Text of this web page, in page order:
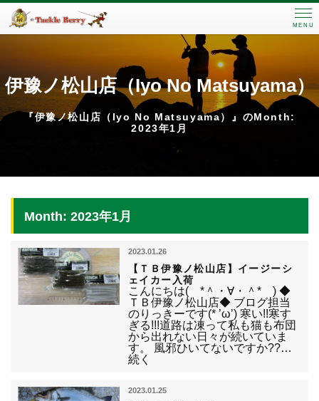
MENU
伊豫ノ松山店（Iyo No Matsuyama）
『伊豫ノ松山店（Iyo No Matsuyama）』のMonth:
2023年1月
Month: 2023年1月
2023.01.26
【ＴＢ伊豫ノ松山店】イージーシ
ェイカー入荷
こんにちは( *＾・∀・＾* ) ◆
ＴＢ伊豫ノ松山店◆ ブログ担当
のりっきーです(* ’ω’) 寒い!!寒す
ぎる!!!道路は凍って私も猫も布団
から出れない日々が続いていま
す。 風邪ひいてないですか??…
続く
2023.01.25